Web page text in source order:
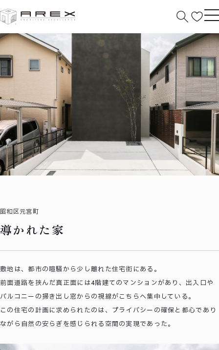
昭和区元宮町
導かれた家
敷地は、都市の喧騒から少し離れた住宅街にある。
前面道路を挟んだ真正面には4階建てのマンションがあり、出入口や
バルコニーの掃き出し窓からの視線がこちらへ集中している。
この住宅の計画に求められたのは、プライバシーの確保と都心であり
ながら自然の安らぎを感じられる空間の実現であった。